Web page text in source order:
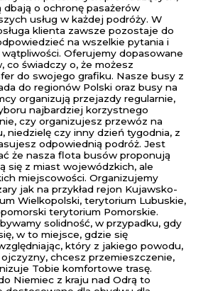
o ochronę pasażerów
usług w każdej podróży. W
klienta zawsze pozostaje do
na wszelkie pytania i
Oferujemy dopasowane
co świadczy o, że możesz
do swojego grafiku. Nasze busy z
do regionów Polski oraz busy na
organizują przejazdy regularnie,
najbardziej korzystnego
czy organizujesz przewóz na
niedzielę czy inny dzień tygodnia, z
odpowiednią podróż. Jest
że nasza flota busów proponują
się z miast wojewódzkich, ale
miejscowości. Organizujemy
jak na przykład rejon Kujawsko-
Wielkopolski, terytorium Lubuskie,
terytorium Pomorskie.
solidność, w przypadku, gdy
w to miejsce, gdzie się
który z jakiego powodu,
chcesz przemieszczenie,
Tobie komfortowe trasę.
Niemiec z kraju nad Odrą to